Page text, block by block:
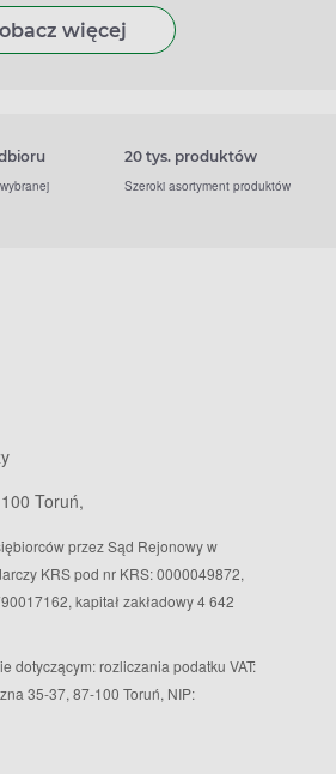
więcej
20 tys. produktów
Szeroki asortyment produktów
Toruń,
przez Sąd Rejonowy w
KRS pod nr KRS: 0000049872,
kapitał zakładowy 4 642
dotyczącym: rozliczania podatku VAT:
35-37, 87-100 Toruń, NIP: